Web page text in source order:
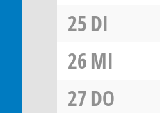
25DI
26MI
27DO